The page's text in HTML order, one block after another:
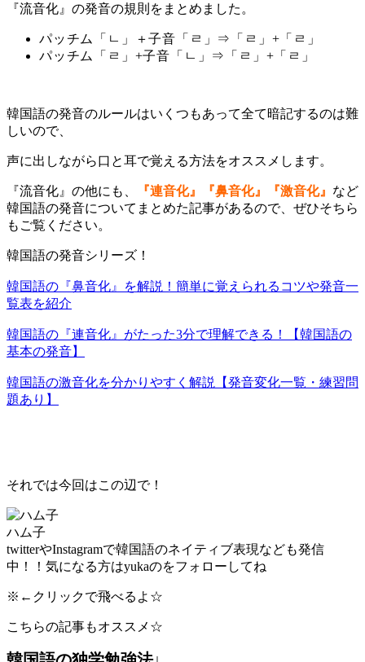
『流音化』の発音の規則をまとめました。
パッチム「ㄴ」＋子音「ㄹ」⇒「ㄹ」+「ㄹ 」
パッチム「ㄹ」+子音「ㄴ」⇒「ㄹ」+「ㄹ」
韓国語の発音のルールはいくつもあって全て暗記するのは難
しいので、
声に出しながら口と耳で覚える方法をオススメします。
『流音化』の他にも、 『連音化』『鼻音化』『激音化』 など
韓国語の発音についてまとめた記事があるので、ぜひそちら
もご覧ください。
韓国語の発音シリーズ！
韓国語の『鼻音化』を解説！簡単に覚えられるコツや発音一
覧表を紹介
韓国語の『連音化』がたった3分で理解できる！【韓国語の
基本の発音】
韓国語の激音化を分かりやすく解説【発音変化一覧・練習問
題あり】
それでは今回はこの辺で！
ハム子
twitterやInstagramで韓国語のネイティブ表現なども発信
中！！気になる方はyukaのをフォローしてね
※ ←クリックで飛べるよ☆
こちらの記事もオススメ☆